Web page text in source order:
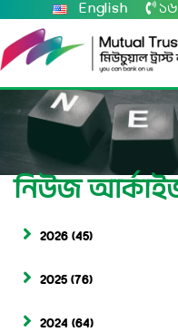
English
নিউজ
2026 (45)
2025 (76)
2024 (64)